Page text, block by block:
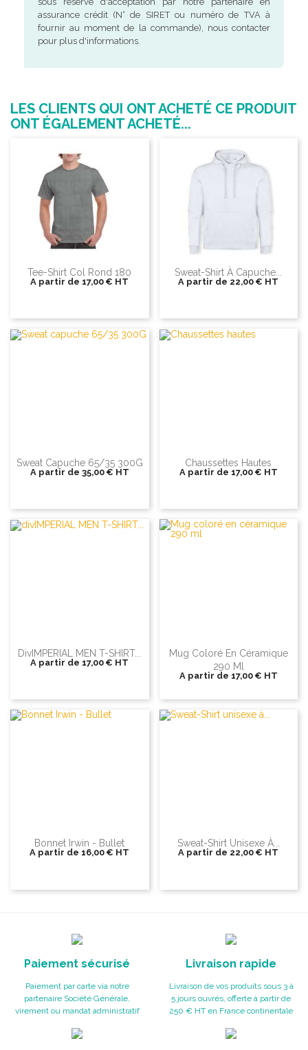
assurance crédit (N° de SIRET ou numéro de TVA à
fournir au moment de la commande), nous contacter
pour plus d'informations.
LES CLIENTS QUI ONT ACHETÉ CE PRODUIT
ONT ÉGALEMENT ACHETÉ...
Tee-Shirt Col Rond 180
A partir de 17,00 € HT
Sweat-Shirt À Capuche...
A partir de 22,00 € HT
Sweat Capuche 65/35 300G
A partir de 35,00 € HT
Chaussettes Hautes
A partir de 17,00 € HT
DivIMPERIAL MEN T-SHIRT...
A partir de 17,00 € HT
Mug Coloré En Céramique
290 Ml
A partir de 17,00 € HT
Bonnet Irwin - Bullet
A partir de 16,00 € HT
Sweat-Shirt Unisexe À...
A partir de 22,00 € HT
Paiement sécurisé
Paiement par carte via notre
partenaire Société Générale,
virement ou mandat administratif
Livraison rapide
Livraison de vos produits sous 3 à
5 jours ouvrés, offerte à partir de
250 € HT en France continentale